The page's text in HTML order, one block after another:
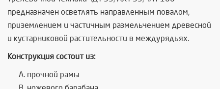
предназначен осветлять направленным повалом,
приземлением и частичным размельчением древесной
и кустарниковой растительности в междурядьях.
Конструкция состоит из:
прочной рамы